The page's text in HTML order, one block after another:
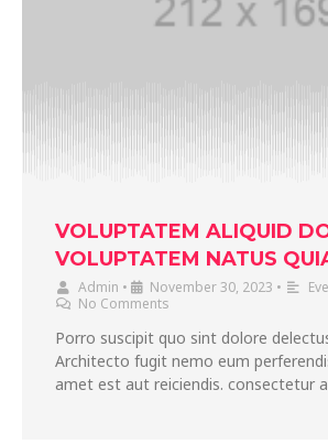
VOLUPTATEM ALIQUID
VOLUPTATEM NATUS
Admin • November 30, 2023 •
No Comments
Porro suscipit quo sint dolore
Architecto fugit nemo eum
amet est aut reiciendis. consectetur